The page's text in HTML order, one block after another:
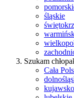
śląskie
Szukam
Cała